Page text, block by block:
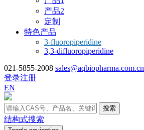
产品2
定制
特色产品
3-fluoropiperidine
3,3-difluoropiperidine
021-5855-2008 sales@aqbiopharma.com.cn
登录注册
EN
搜索
结构式搜索